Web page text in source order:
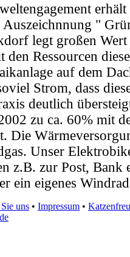
erhält
"
legt großen Wert
den Ressourcen
auf dem
Strom, dass
deutlich
zu ca. 60% mit
Die
Unser
z.B. zur Post, Bank
ein eigenes
uns • Impressum •